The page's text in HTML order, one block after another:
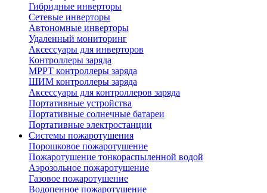
Гибридные инверторы
Сетевые инверторы
Автономные инверторы
Удаленный мониторинг
Аксессуары для инверторов
Контроллеры заряда
MPPT контроллеры заряда
ШИМ контроллеры заряда
Аксессуары для контроллеров заряда
Портативные устройства
Портативные солнечные батареи
Портативные электростанции
Системы пожаротушения
Порошковое пожаротушение
Пожаротушение тонкораспыленной водой
Аэрозольное пожаротушение
Газовое пожаротушение
Водопенное пожаротушение